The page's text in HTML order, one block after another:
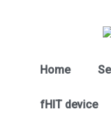
Home
fHIT device